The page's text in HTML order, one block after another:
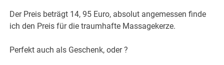
Der Preis beträgt 14, 95 Euro, absolut angemessen finde
ich den Preis für die traumhafte Massagekerze.
Perfekt auch als Geschenk, oder ?